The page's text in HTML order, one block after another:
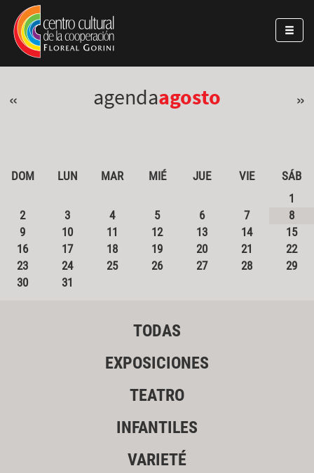
Pasar al contenido principal
Jump to main content
« agendaagosto »
DOM LUN MAR MIÉ JUE VIE
SÁB
1
2
3 4 5 6 7
8
9
10 11 12 13 14
15
16
17 18 19 20 21
22
23
24 25 26 27 28
29
30
31
TODAS
EXPOSICIONES
TEATRO
INFANTILES
VARIETÉ